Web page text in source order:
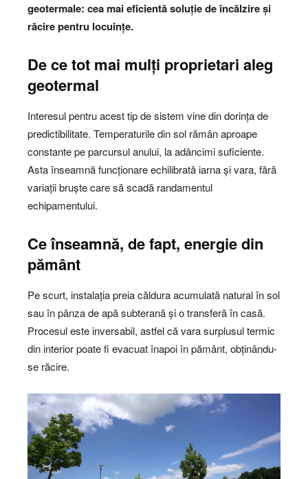
geotermale: cea mai eficientă soluție de încălzire și
răcire pentru locuințe.
De ce tot mai mulți proprietari aleg
geotermal
Interesul pentru acest tip de sistem vine din dorința de
predictibilitate. Temperaturile din sol rămân aproape
constante pe parcursul anului, la adâncimi suficiente.
Asta înseamnă funcționare echilibrată iarna și vara, fără
variații bruște care să scadă randamentul
echipamentului.
Ce înseamnă, de fapt, energie din
pământ
Pe scurt, instalația preia căldura acumulată natural în sol
sau în pânza de apă subterană și o transferă în casă.
Procesul este inversabil, astfel că vara surplusul termic
din interior poate fi evacuat înapoi în pământ, obținându-
se răcire.